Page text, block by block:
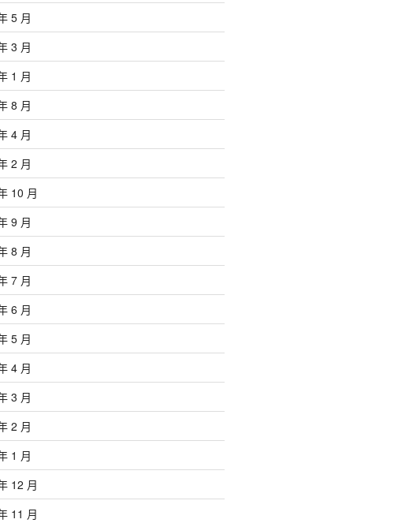
5 月
3 月
1 月
8 月
4 月
2 月
10 月
9 月
8 月
7 月
6 月
5 月
4 月
3 月
2 月
1 月
12 月
11 月